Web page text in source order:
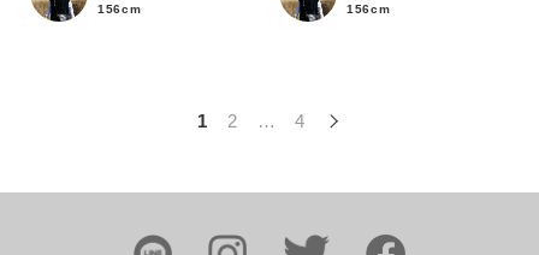
156cm
156cm
1 2 … 4